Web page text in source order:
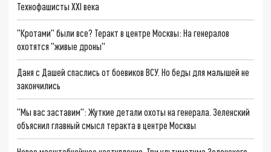
Технофашисты XXI века
"Кротами" были все? Теракт в центре Москвы: На генералов
охотятся "живые дроны"
Даня с Дашей спаслись от боевиков ВСУ. Но беды для малышей не
закончились
"Мы вас заставим": Жуткие детали охоты на генерала. Зеленский
объяснил главный смысл теракта в центре Москвы